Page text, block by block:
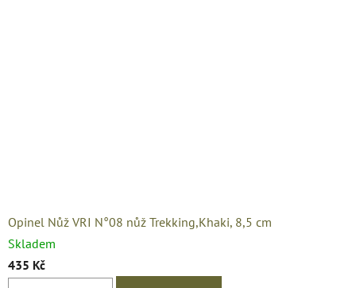
Opinel Nůž VRI N°08 nůž Trekking,Khaki, 8,5 cm
Skladem
435 Kč